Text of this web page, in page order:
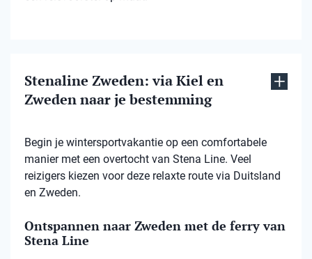
Stenaline Zweden: via Kiel en
Zweden naar je bestemming
Begin je wintersportvakantie op een comfortabele
manier met een overtocht van Stena Line. Veel
reizigers kiezen voor deze relaxte route via Duitsland
en Zweden.
Ontspannen naar Zweden met de ferry van
Stena Line